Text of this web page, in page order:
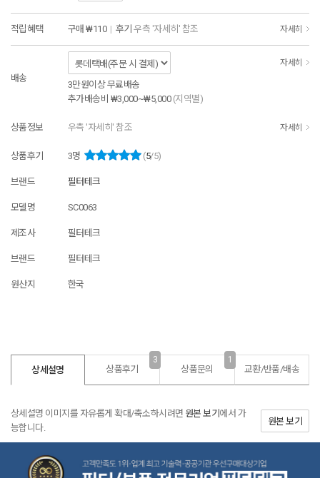
적립혜택 구매 ₩110 | 후기 우측 '자세히' 참조 자세히
배송
자세히
3만원이상 무료배송
추가배송비 ₩3,000~₩5,000 (지역별)
상품정보 우측 '자세히' 참조 자세히
상품후기 3명 (5/5)
브랜드 필터테크
모델명 SC0063
제조사 필터테크
브랜드 필터테크
원산지 한국
상세설명 상품후기
3
상품문의
1
교환/반품/배송
상세설명 이미지를 자유롭게 확대/축소하시려면 원본 보기 에서 가
능합니다.
원본 보기